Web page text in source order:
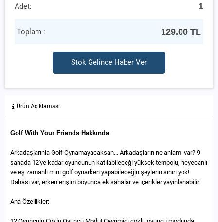
Adet: 1
Toplam : 129.00 TL
Stok Gelince Haber Ver
Ürün Açıklaması
Golf With Your Friends Hakkında
Arkadaşlarınla Golf Oynamayacaksan... Arkadaşların ne anlamı var? 9
sahada 12'ye kadar oyuncunun katılabileceği yüksek tempolu, heyecanlı
ve eş zamanlı mini golf oynarken yapabileceğin şeylerin sınırı yok!
Dahası var, erken erişim boyunca ek sahalar ve içerikler yayınlanabilir!
Ana Özellikler:
12 Oyunculu Çoklu Oyuncu Modu! Çevrimiçi çoklu oyuncu modunda